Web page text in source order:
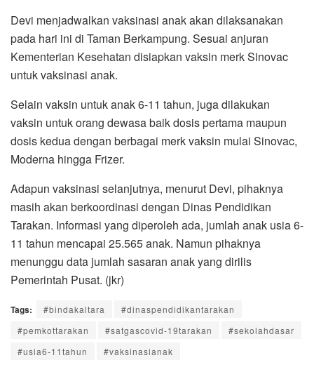
Devi menjadwalkan vaksinasi anak akan dilaksanakan
pada hari ini di Taman Berkampung. Sesuai anjuran
Kementerian Kesehatan disiapkan vaksin merk Sinovac
untuk vaksinasi anak.
Selain vaksin untuk anak 6-11 tahun, juga dilakukan
vaksin untuk orang dewasa baik dosis pertama maupun
dosis kedua dengan berbagai merk vaksin mulai Sinovac,
Moderna hingga Frizer.
Adapun vaksinasi selanjutnya, menurut Devi, pihaknya
masih akan berkoordinasi dengan Dinas Pendidikan
Tarakan. Informasi yang diperoleh ada, jumlah anak usia 6-
11 tahun mencapai 25.565 anak. Namun pihaknya
menunggu data jumlah sasaran anak yang dirilis
Pemerintah Pusat. (jkr)
Tags: #bindakaltara
#dinaspendidikantarakan
#pemkottarakan
#satgascovid-19tarakan
#sekolahdasar
#usia6-11tahun
#vaksinasianak